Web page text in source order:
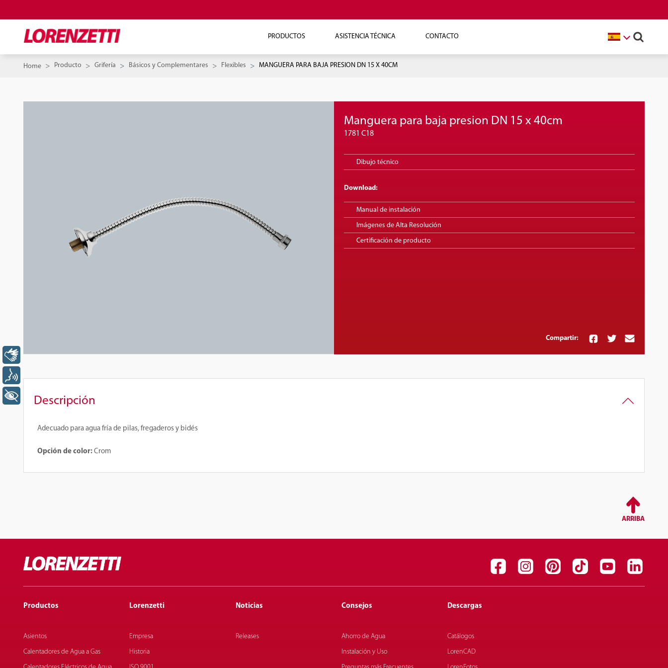
PRODUCTOS ASISTENCIA TÉCNICA CONTACTO
Home Producto Grifería Básicos y Complementares Flexibles MANGUERA PARA BAJA PRESION DN 15 X 40CM
Manguera para baja presion DN 15 x 40cm
1781 C18
Dibujo técnico
Download:
Manual de instalación
Imágenes de Alta Resolución
Certificación de producto
Compartir:
Descripción
Adecuado para agua fría de pilas, fregaderos y bidés
Opción de color: Crom
ARRIBA
Productos
Asientos
Calentadores de Agua a Gas
Lorenzetti
Empresa
Historia
Noticias
Releases
Consejos
Ahorro de Agua
Instalación y Uso
Descargas
Catálogos
LorenCAD
Libras
+ Acessibilidade